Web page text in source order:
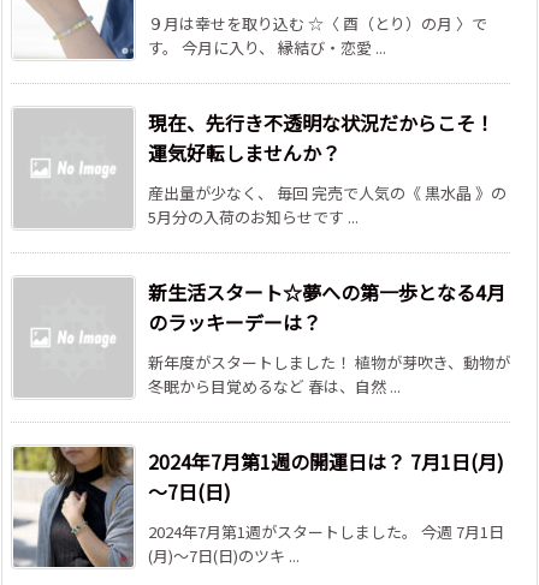
９月は幸せを取り込む ☆〈 酉（とり）の月 〉で
す。 今月に入り、 縁結び・恋愛 ...
現在、先行き不透明な状況だからこそ！
運気好転しませんか？
産出量が少なく、 毎回 完売で人気の《 黒水晶 》の
5月分の入荷のお知らせです ...
新生活スタート☆夢への第一歩となる4月
のラッキーデーは？
新年度がスタートしました！ 植物が芽吹き、動物が
冬眠から目覚めるなど 春は、自然 ...
2024年7月第1週の開運日は？ 7月1日(月)
～7日(日)
2024年7月第1週がスタートしました。 今週 7月1日
(月)～7日(日)のツキ ...